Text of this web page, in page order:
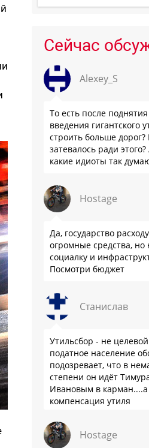
Сейчас
Alexey_S
То есть после
введения гигантского
строить больше дорог?
затевалось ради этого?
какие идиоты так
Hostage
Да, государство
огромные средства, но
социалку и
Посмотри бюджет
Станислав
Утильсбор - не
податное население
подозревает, что в
степени он идёт
Ивановым в
компенсация утиля
что прям эталон
Hostage